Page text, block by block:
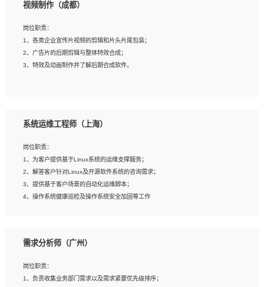
上；
3、想象力丰富, 有一定的艺术审美深度；
4、有良好的场景特效搭建功底；
5、熟悉 3Ds Max 或者 Maya；
6、有良好的沟通能力和团队合作意识；
视频制作（成都）
岗位职责：
1、各类企业宣传片视频的剪辑和片头片尾包装；
2、广告片的后期剪辑与整体特效合成；
3、特效及动画制作并了解后期合成软件。
2、熟练使用After Effect、Photo Shop、熟练掌握视频剪辑和特效包装软件；
4、在剪辑上会思考，有一定编导思维；
5、踏实， 勤奋，愿意在工作中不断学习，提高自我；
6、能与同事友好相处。
系统运维工程师（上海）
岗位职责：
1、为客户提供基于Linux系统的运维支撑服务；
2、解答客户针对Linux及开源软件系统的咨询需求；
3、提供基于客户场景的自动化运维脚本；
4、操作系统健康巡检及操作系统安全加固等工作
1、全日制本科计算机相关专业毕业，3年以上相关工作经验；
3、熟练使用脚本语言，shell/python任一种，熟练使用Ansible
4、熟悉linux常见服务、中间件的基本原理、部署以及故障处理，如：Mysql、
需求分析师（广州）
岗位职责：
1、负责收集业务部门需求以及需求紧要优先级排序；